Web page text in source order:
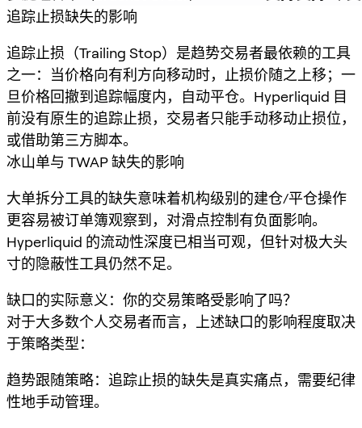
追踪止损缺失的影响
追踪止损（Trailing Stop）是趋势交易者最依赖的工具
之一：当价格向有利方向移动时，止损价随之上移；一
旦价格回撤到追踪幅度内，自动平仓。Hyperliquid 目
前没有原生的追踪止损，交易者只能手动移动止损位，
或借助第三方脚本。
冰山单与 TWAP 缺失的影响
大单拆分工具的缺失意味着机构级别的建仓/平仓操作
更容易被订单簿观察到，对滑点控制有负面影响。
Hyperliquid 的流动性深度已相当可观，但针对极大头
寸的隐蔽性工具仍然不足。
缺口的实际意义：你的交易策略受影响了吗？
对于大多数个人交易者而言，上述缺口的影响程度取决
于策略类型：
趋势跟随策略：追踪止损的缺失是真实痛点，需要纪律
性地手动管理。